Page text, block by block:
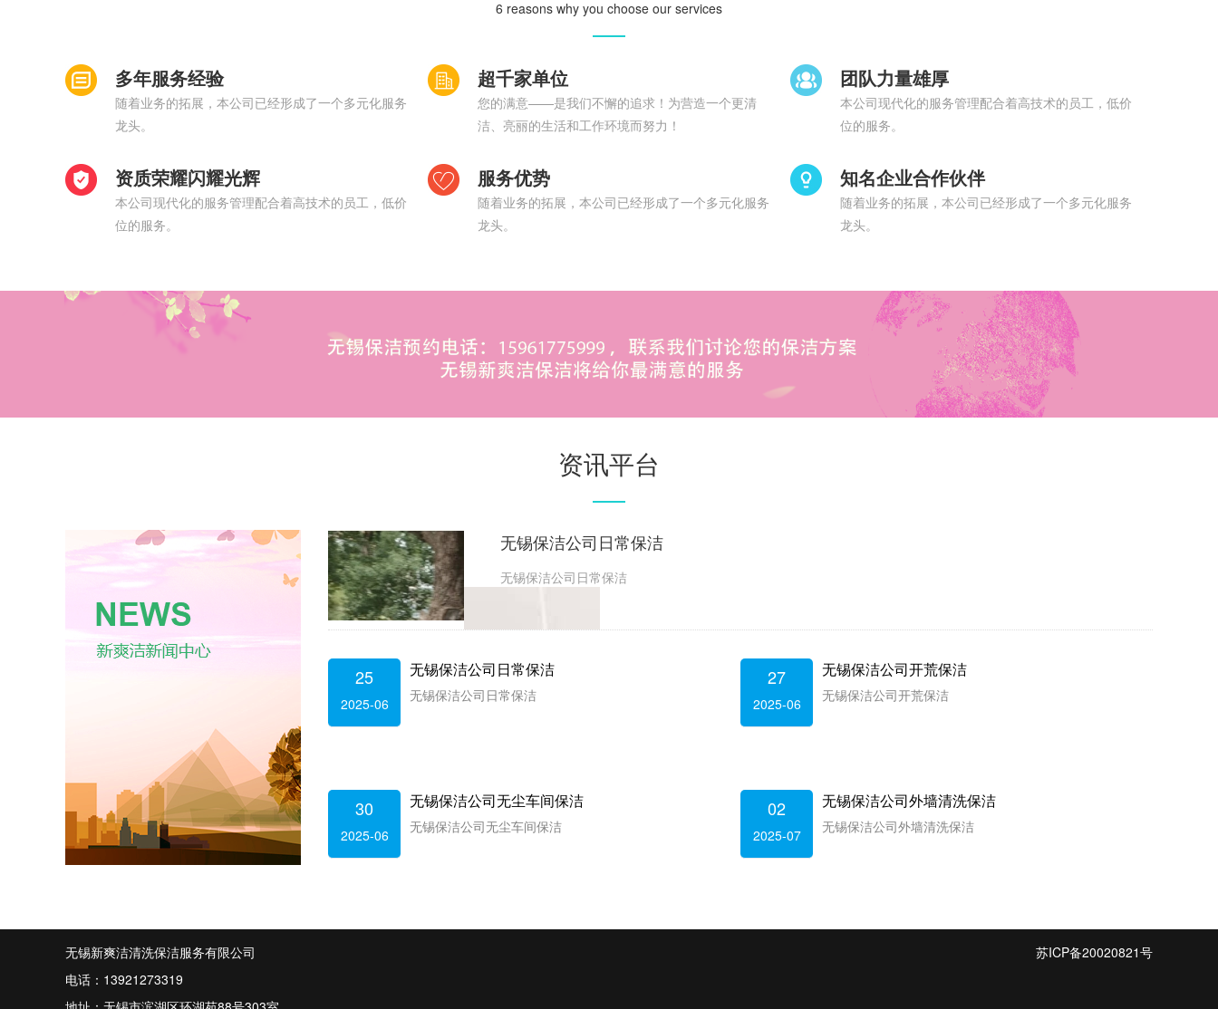
6 reasons why you choose our services
多年服务经验
随着业务的拓展，本公司已经形成了一个多元化服务
龙头。
超千家单位
您的满意——是我们不懈的追求！为营造一个更清
洁、亮丽的生活和工作环境而努力！
团队力量雄厚
本公司现代化的服务管理配合着高技术的员工，低价
位的服务。
资质荣耀闪耀光辉
本公司现代化的服务管理配合着高技术的员工，低价
位的服务。
服务优势
随着业务的拓展，本公司已经形成了一个多元化服务
龙头。
知名企业合作伙伴
随着业务的拓展，本公司已经形成了一个多元化服务
龙头。
资讯平台
无锡保洁公司日常保洁
无锡保洁公司日常保洁
无锡保洁公司开荒保洁
无锡保洁公司外墙清洗保洁
无锡保洁公司外墙清洗保洁
25
2025-06
无锡保洁公司日常保洁
无锡保洁公司日常保洁
27
2025-06
无锡保洁公司开荒保洁
无锡保洁公司开荒保洁
30
2025-06
无锡保洁公司无尘车间保洁
无锡保洁公司无尘车间保洁
02
2025-07
无锡保洁公司外墙清洗保洁
无锡保洁公司外墙清洗保洁
无锡新爽洁清洗保洁服务有限公司
电话：13921273319
苏ICP备20020821号